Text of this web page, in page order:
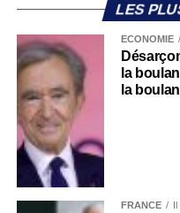
LES
ECONOMIE
la
la
FRANCE Il